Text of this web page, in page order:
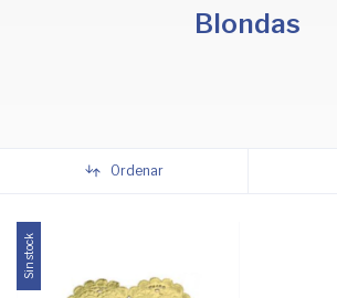
Blondas
Ordenar
Sin stock